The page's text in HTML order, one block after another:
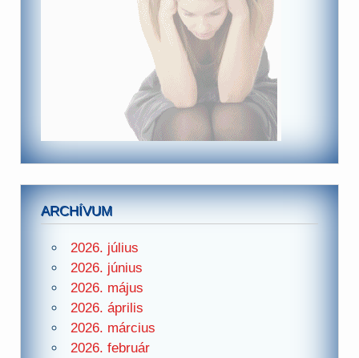
ARCHÍVUM
2026. július
2026. június
2026. május
2026. április
2026. március
2026. február